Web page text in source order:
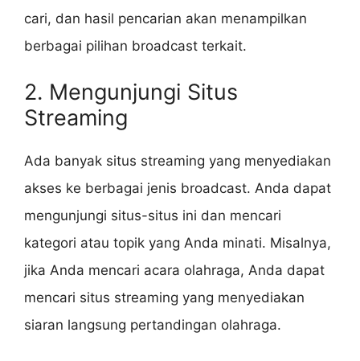
cari, dan hasil pencarian akan menampilkan
berbagai pilihan broadcast terkait.
2. Mengunjungi Situs
Streaming
Ada banyak situs streaming yang menyediakan
akses ke berbagai jenis broadcast. Anda dapat
mengunjungi situs-situs ini dan mencari
kategori atau topik yang Anda minati. Misalnya,
jika Anda mencari acara olahraga, Anda dapat
mencari situs streaming yang menyediakan
siaran langsung pertandingan olahraga.